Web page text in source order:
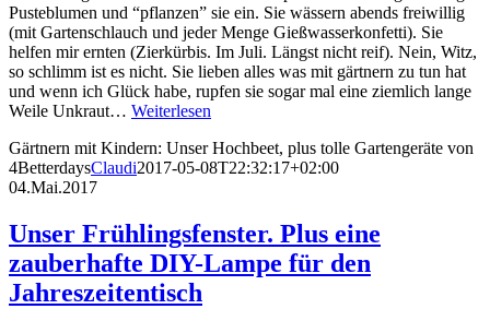
Pusteblumen und “pflanzen” sie ein. Sie wässern abends freiwillig
(mit Gartenschlauch und jeder Menge Gießwasserkonfetti). Sie
helfen mir ernten (Zierkürbis. Im Juli. Längst nicht reif). Nein, Witz,
so schlimm ist es nicht. Sie lieben alles was mit gärtnern zu tun hat
und wenn ich Glück habe, rupfen sie sogar mal eine ziemlich lange
Weile Unkraut… Weiterlesen
Gärtnern mit Kindern: Unser Hochbeet, plus tolle Gartengeräte von
4BetterdaysClaudi2017-05-08T22:32:17+02:00
04.Mai.2017
Unser Frühlingsfenster. Plus eine
zauberhafte DIY-Lampe für den
Jahreszeitentisch